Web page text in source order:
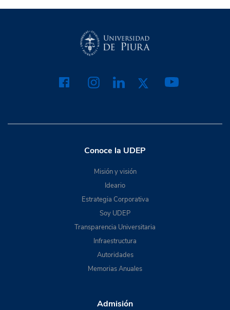
Conoce la UDEP
Misión y visión
Ideario
Estrategia Corporativa
Soy UDEP
Transparencia Universitaria
Infraestructura
Autoridades
Memorias Anuales
Admisión